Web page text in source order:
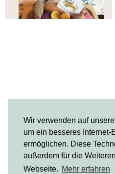
Wir verwenden auf
um ein besseres Internet-
ermöglichen. Diese
außerdem für die
Webseite. Mehr erfahren